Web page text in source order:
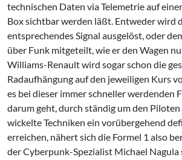
techni­schen Daten via Telemetrie auf
Box sichtbar wer­den läßt. Entweder wird
entsprechendes Signal ausge­löst, oder
über Funk mitgeteilt, wie er den Wa­gen
Williams-Renault wird sogar schon die
Radaufhängung auf den jeweili­gen Kurs
es bei dieser immer schneller werdenden
darum geht, durch ständig um den
wickelte Techniken ein vorübergehend
erreichen, nä­hert sich die Formel 1 also
der Cyberpunk-Spezia­list Michael Nagula